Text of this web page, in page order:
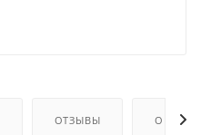
ОТЗЫВЫ ОПЛАТА